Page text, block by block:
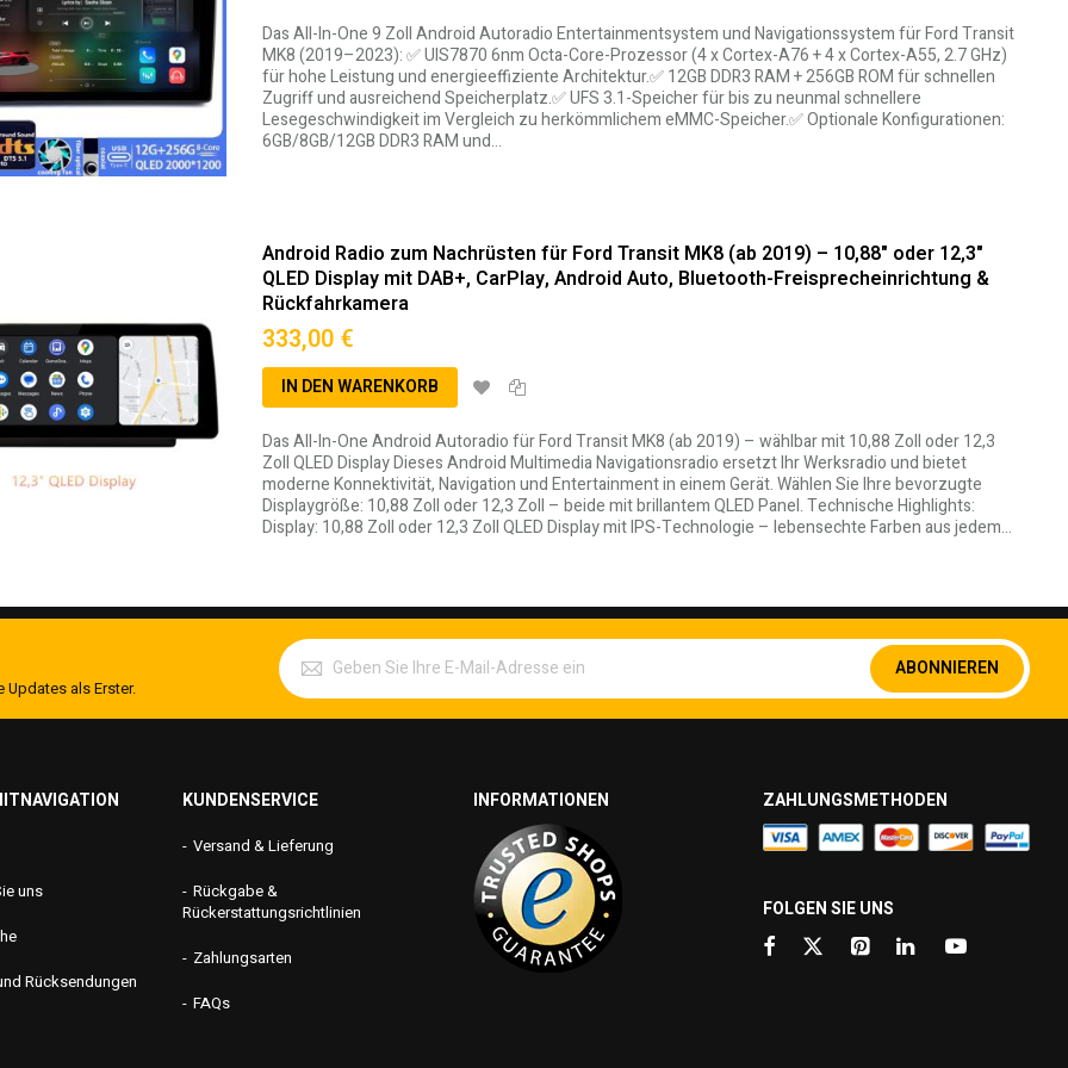
Das All-In-One 9 Zoll Android Autoradio Entertainmentsystem und Navigationssystem für Ford Transit
MK8 (2019–2023): ✅ UIS7870 6nm Octa-Core-Prozessor (4 x Cortex-A76 + 4 x Cortex-A55, 2.7 GHz)
für hohe Leistung und energieeffiziente Architektur.✅ 12GB DDR3 RAM + 256GB ROM für schnellen
Zugriff und ausreichend Speicherplatz.✅ UFS 3.1-Speicher für bis zu neunmal schnellere
Lesegeschwindigkeit im Vergleich zu herkömmlichem eMMC-Speicher.✅ Optionale Konfigurationen:
6GB/8GB/12GB DDR3 RAM und…
Android Radio zum Nachrüsten für Ford Transit MK8 (ab 2019) – 10,88" oder 12,3"
QLED Display mit DAB+, CarPlay, Android Auto, Bluetooth-Freisprecheinrichtung &
Rückfahrkamera
333,00 €
IN DEN WARENKORB
Das All-In-One Android Autoradio für Ford Transit MK8 (ab 2019) – wählbar mit 10,88 Zoll oder 12,3
Zoll QLED Display Dieses Android Multimedia Navigationsradio ersetzt Ihr Werksradio und bietet
moderne Konnektivität, Navigation und Entertainment in einem Gerät. Wählen Sie Ihre bevorzugte
Displaygröße: 10,88 Zoll oder 12,3 Zoll – beide mit brillantem QLED Panel. Technische Highlights:
Display: 10,88 Zoll oder 12,3 Zoll QLED Display mit IPS-Technologie – lebensechte Farben aus jedem…
Updates als Erster.
Melden
Sie
sich
ABONNIEREN
uns
Rücksendungen
KUNDENSERVICE
Versand & Lieferung
Rückgabe &
Rückerstattungsrichtlinien
Zahlungsarten
FAQs
INFORMATIONEN ZAHLUNGSMETHODEN
FOLGEN SIE UNS